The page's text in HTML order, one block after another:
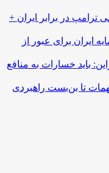
ترامپ در برابر ایران +
ایران برای عبور از
باید خسارات به منافع
تا بن‌بست راهبردی